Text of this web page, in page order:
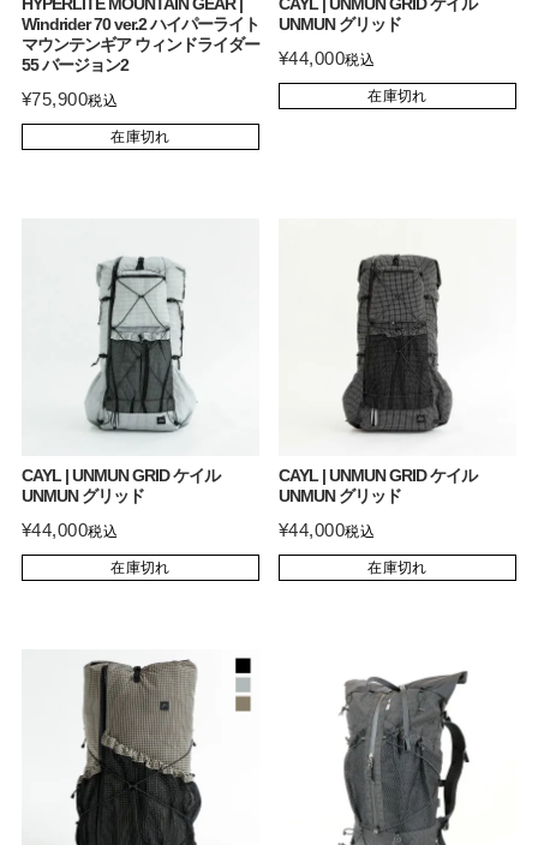
Windrider 70 ver.2 ハイパーライト
マウンテンギア ウィンドライダー
55 バージョン2
¥75,900税込
在庫切れ
UNMUN グリッド
¥44,000税込
在庫切れ
CAYL | UNMUN GRID ケイル
UNMUN グリッド
¥44,000税込
在庫切れ
CAYL | UNMUN GRID ケイル
UNMUN グリッド
¥44,000税込
在庫切れ